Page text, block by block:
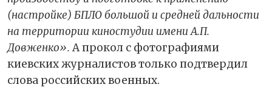
(настройке) БПЛО большой и средней дальности
на территории киностудии имени А.П.
Довженко». А прокол с фотографиями
киевских журналистов только подтвердил
слова российских военных.